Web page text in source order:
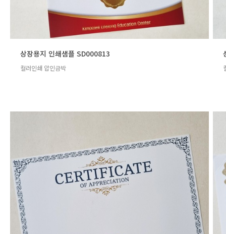
상장용지 인쇄샘플 SD000813
컬러인쇄 압인금박